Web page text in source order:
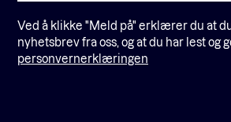
Ved å klikke "Meld på" erklærer du at
nyhetsbrev fra oss, og at du har lest og
personvernerklæringen